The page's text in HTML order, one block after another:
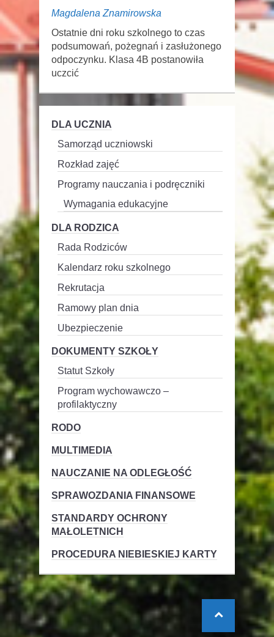
Magdalena Znamirowska
Ostatnie dni roku szkolnego to czas
podsumowań, pożegnań i zasłużonego
odpoczynku. Klasa 4B postanowiła
uczcić
DLA UCZNIA
Samorząd uczniowski
Rozkład zajęć
Programy nauczania i podręczniki
Wymagania edukacyjne
DLA RODZICA
Rada Rodziców
Kalendarz roku szkolnego
Rekrutacja
Ramowy plan dnia
Ubezpieczenie
DOKUMENTY SZKOŁY
Statut Szkoły
Program wychowawczo –
profilaktyczny
RODO
MULTIMEDIA
NAUCZANIE NA ODLEGŁOŚĆ
SPRAWOZDANIA FINANSOWE
STANDARDY OCHRONY
MAŁOLETNICH
PROCEDURA NIEBIESKIEJ KARTY